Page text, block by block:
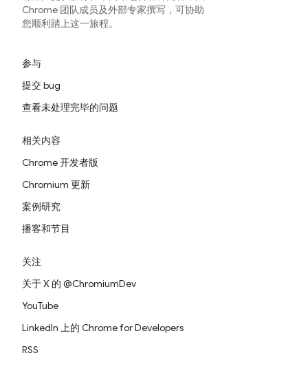
Chrome 团队成员及外部专家撰写，可协助
您顺利踏上这一旅程。
参与
提交 bug
查看未处理完毕的问题
相关内容
Chrome 开发者版
Chromium 更新
案例研究
播客和节目
关注
关于 X 的 @ChromiumDev
YouTube
LinkedIn 上的 Chrome for Developers
RSS